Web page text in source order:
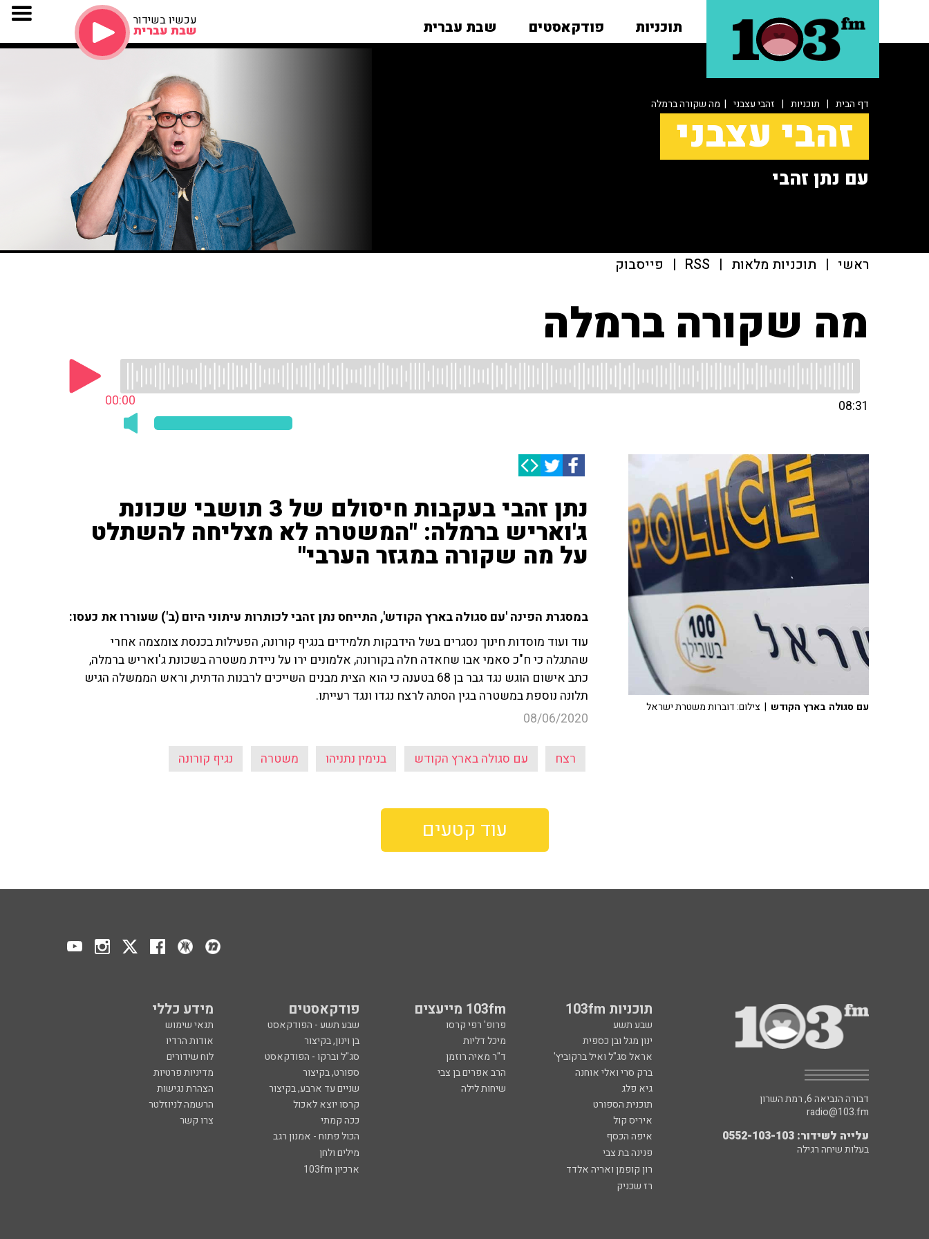
תוכניות פודקאסטים שבת עברית עכשיו בשידור
שבת עברית
דף הבית | תוכניות | זהבי עצבני | מה שקורה ברמלה
זהבי עצבני
עם נתן זהבי
ראשי | תוכניות מלאות |
RSS
| פייסבוק
מה שקורה ברמלה
00:00 08:31
נתן זהבי בעקבות חיסולם של 3 תושבי שכונת
ג'ואריש ברמלה: "המשטרה לא מצליחה להשתלט
על מה שקורה במגזר הערבי"
במסגרת הפינה 'עם סגולה בארץ הקודש', התייחס נתן זהבי לכותרות עיתוני היום (ב') שעוררו את כעסו:
עוד ועוד מוסדות חינוך נסגרים בשל הידבקות תלמידים בנגיף קורונה, הפעילות בכנסת צומצמה אחרי
שהתגלה כי ח"כ סאמי אבו שחאדה חלה בקורונה, אלמונים ירו על ניידת משטרה בשכונת ג'ואריש ברמלה,
כתב אישום הוגש נגד גבר בן 68 בטענה כי הוא הצית מבנים השייכים לרבנות הדתית, וראש הממשלה הגיש
תלונה נוספת במשטרה בגין הסתה לרצח נגדו ונגד רעייתו.
08/06/2020
רצח עם סגולה בארץ הקודש בנימין נתניהו משטרה נגיף קורונה
עם סגולה בארץ הקודש | צילום: דוברות משטרת ישראל
עוד קטעים
תוכניות 103fm 103fm מייעצים פודקאסטים מידע כללי
שבע תשע פרופ' רפי קרסו שבע תשע - הפודקאסט
תנאי שימוש
ינון מגל ובן כספית
מיכל דליות בן וינון, בקיצור
אודות הרדיו
אראל סג"ל ואיל ברקוביץ'
ד"ר מאיה רוזמן סג"ל וברקו - הפודקאסט
לוח שידורים
ברק סרי ואלי אוחנה
הרב אפרים בן צבי ספורט, בקיצור
מדיניות פרטיות
גיא פלג
שיחות לילה שניים עד ארבע, בקיצור
הצהרת נגישות
תוכנית הספורט
קרסו יוצא לאכול
הרשמה לניוזלטר
איריס קול
ככה קמתי
צרו קשר
איפה הכסף
הכול פתוח - אמנון רגב
פנינה בת צבי
מילים ולחן
רון קופמן ואריה אלדד
ארכיון 103fm
רז שכניק
דבורה הנביאה 6, רמת השרון
radio@103.fm
עלייה לשידור: 0552-103-103
בעלות שיחה רגילה